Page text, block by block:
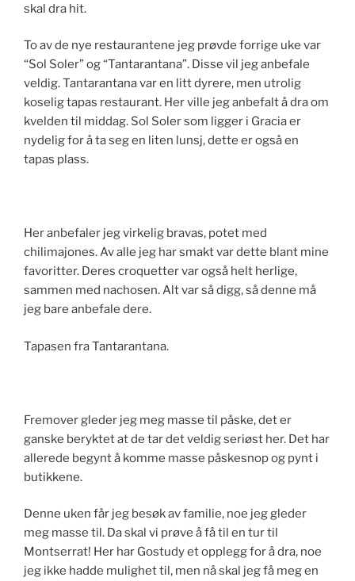
skal dra hit.
To av de nye restaurantene jeg prøvde forrige uke var
“Sol Soler” og “Tantarantana”. Disse vil jeg anbefale
veldig. Tantarantana var en litt dyrere, men utrolig
koselig tapas restaurant. Her ville jeg anbefalt å dra om
kvelden til middag. Sol Soler som ligger i Gracia er
nydelig for å ta seg en liten lunsj, dette er også en
tapas plass.
Her anbefaler jeg virkelig bravas, potet med
chilimajones. Av alle jeg har smakt var dette blant mine
favoritter. Deres croquetter var også helt herlige,
sammen med nachosen. Alt var så digg, så denne må
jeg bare anbefale dere.
Tapasen fra Tantarantana.
Fremover gleder jeg meg masse til påske, det er
ganske beryktet at de tar det veldig seriøst her. Det har
allerede begynt å komme masse påskesnop og pynt i
butikkene.
Denne uken får jeg besøk av familie, noe jeg gleder
meg masse til. Da skal vi prøve å få til en tur til
Montserrat! Her har Gostudy et opplegg for å dra, noe
jeg ikke hadde mulighet til, men nå skal jeg få meg en